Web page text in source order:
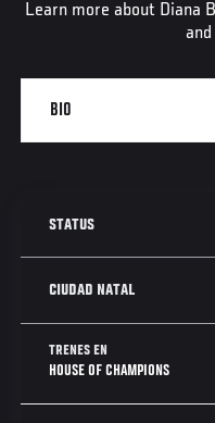
Learn more about Diana
STATUS
CIUDAD NATAL
TRENES EN
HOUSE OF CHAMPIONS